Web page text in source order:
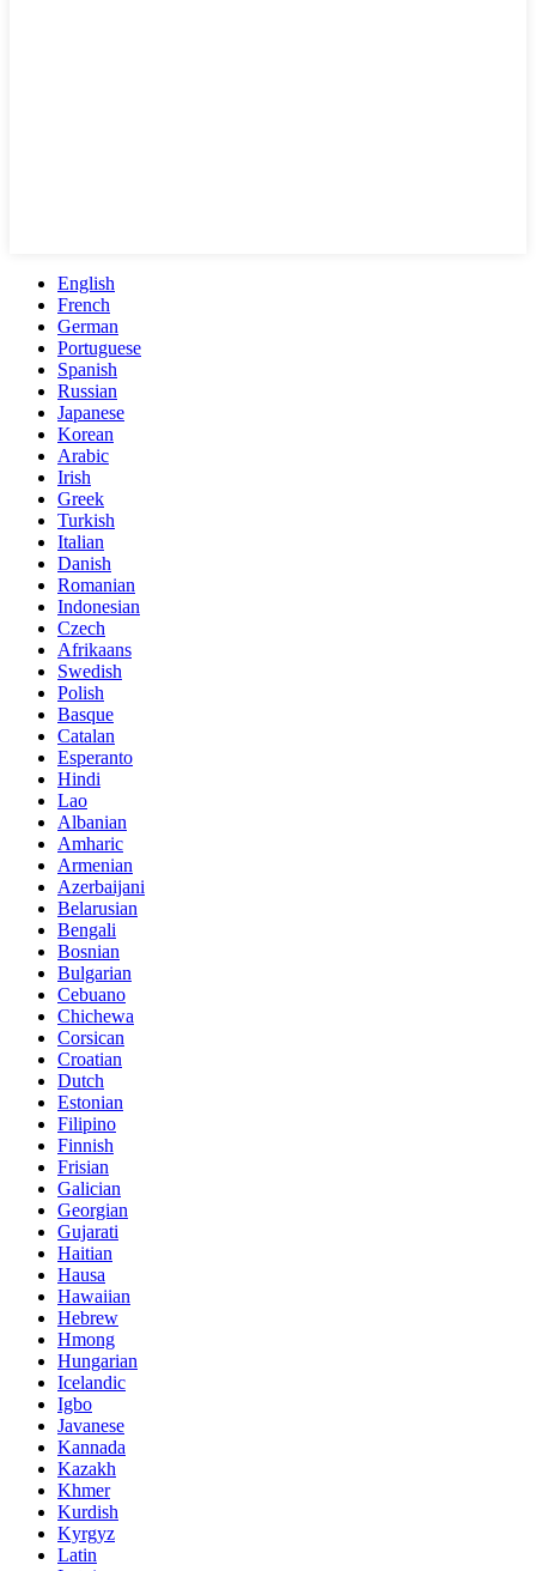
English
French
German
Portuguese
Spanish
Russian
Japanese
Korean
Arabic
Irish
Greek
Turkish
Italian
Danish
Romanian
Indonesian
Czech
Afrikaans
Swedish
Polish
Basque
Catalan
Esperanto
Hindi
Lao
Albanian
Amharic
Armenian
Azerbaijani
Belarusian
Bengali
Bosnian
Bulgarian
Cebuano
Chichewa
Corsican
Croatian
Dutch
Estonian
Filipino
Finnish
Frisian
Galician
Georgian
Gujarati
Haitian
Hausa
Hawaiian
Hebrew
Hmong
Hungarian
Icelandic
Igbo
Javanese
Kannada
Kazakh
Khmer
Kurdish
Kyrgyz
Latin